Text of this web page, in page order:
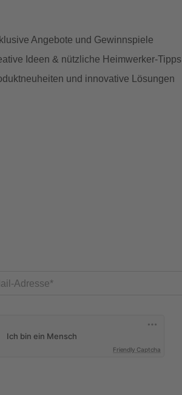
Angebote und Gewinnspiele
Ideen & nützliche Heimwerker-Tipps
und innovative Lösungen
Adresse
Friendly Captcha